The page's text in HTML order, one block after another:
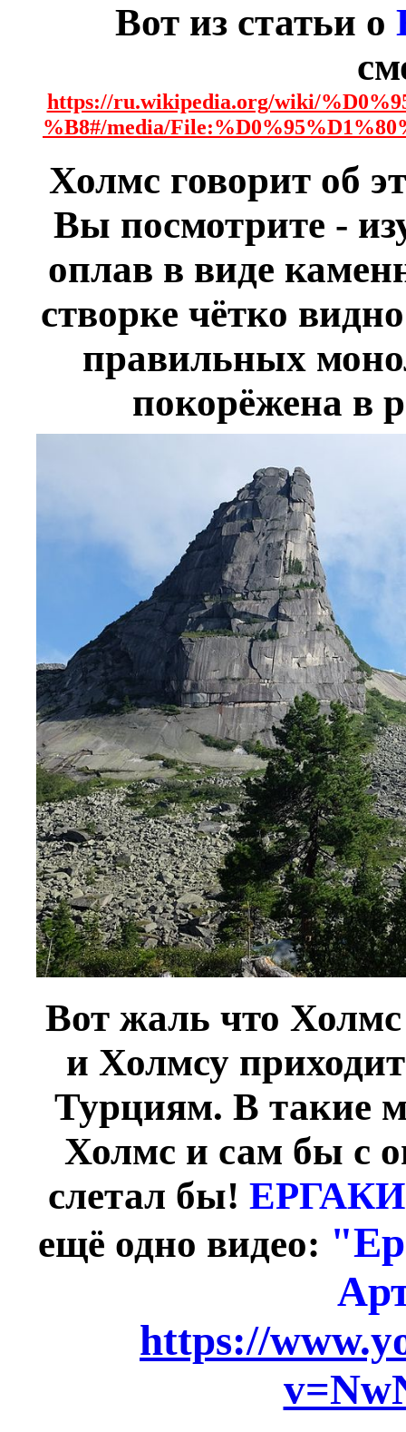
Вот из статьи о
https://ru.wikipedia.org/wiki/
%B8#/media/
Холмс говорит об
Вы посмотрите -
оплав в виде
створке чётко
правильных
покорёжена в
Вот жаль что Холмс
и Холмсу
Турциям. В такие
Холмс и сам бы с
слетал бы!
ещё одно видео:
https://